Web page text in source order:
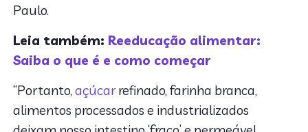
Paulo.
Leia também: Reeducação alimentar:
Saiba o que é e como começar
“Portanto,açúcarrefinado, farinha branca,
alimentos processados e industrializados